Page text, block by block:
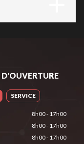
D'OUVERTURE
SERVICE
8h00 - 17h00
8h00 - 17h00
8h00 - 17h00